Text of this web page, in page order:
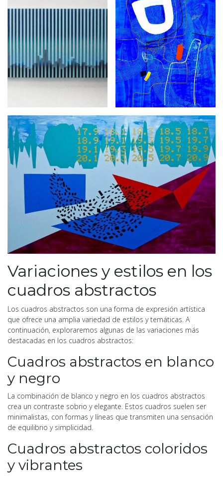
Variaciones y estilos en los
cuadros abstractos
Los cuadros abstractos son una forma de expresión artística
que ofrece una amplia variedad de estilos y temáticas. A
continuación, exploraremos algunas de las variaciones más
destacadas en los cuadros abstractos:
Cuadros abstractos en blanco
y negro
La combinación de blanco y negro en los cuadros abstractos
crea un contraste sobrio y elegante. Estos cuadros suelen ser
minimalistas, con formas y líneas que transmiten una sensación
de equilibrio y simplicidad.
Cuadros abstractos coloridos
y vibrantes